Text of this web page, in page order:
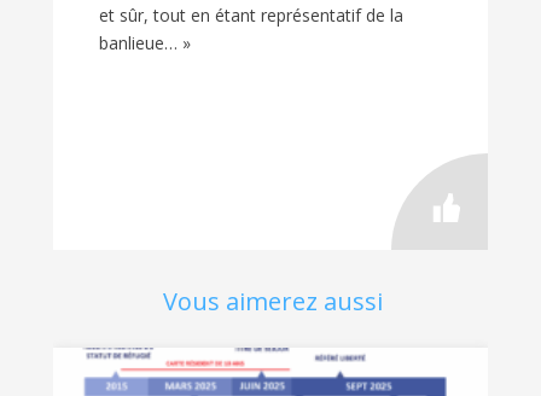
et sûr, tout en étant représentatif de la
banlieue… »
Vous aimerez aussi